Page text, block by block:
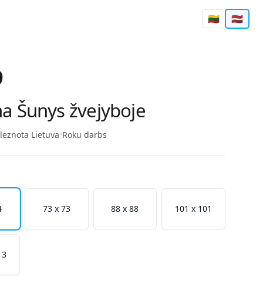
🇱🇹 🇱🇻
Šunys žvejyboje
Lietuva•Roku darbs
73 x 73 88 x 88 101 x 101